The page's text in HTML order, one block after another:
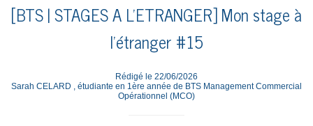
[BTS | STAGES A L'ETRANGER] Mon stage à
l'étranger #15
Rédigé le 22/06/2026
Sarah CELARD , étudiante en 1ère année de BTS Management Commercial
Opérationnel (MCO)